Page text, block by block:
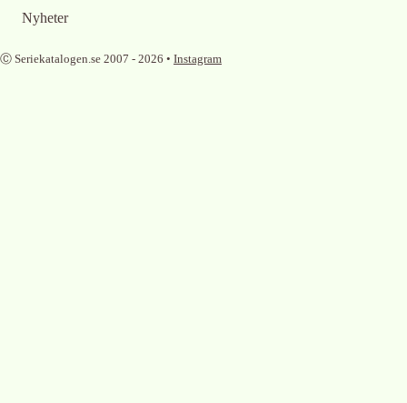
Nyheter
Ⓒ Seriekatalogen.se 2007 - 2026 • Instagram